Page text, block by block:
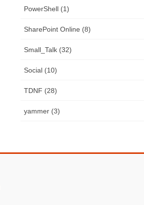
PowerShell (1)
SharePoint Online (8)
Small_Talk (32)
Social (10)
TDNF (28)
yammer (3)